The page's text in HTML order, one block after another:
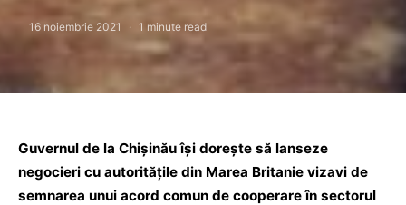
16 noiembrie 2021 1 minute read
Guvernul de la Chișinău își dorește să lanseze
negocieri cu autoritățile din Marea Britanie vizavi de
semnarea unui acord comun de cooperare în sectorul